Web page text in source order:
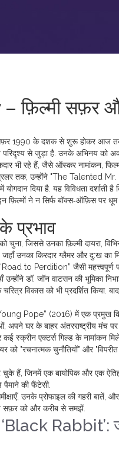
फ़िल्मी सफ़र
सफ़र 1990 के दशक से शुरू होकर आज
से जुड़ा है. उनके अभिनय को
भी रहे हैं, जैसेऑस्कर नामांकन
थ्रिलर तक, उन्होंने "The
दिया है. यह विविधता दर्शाती है
फ़िल्मों ने न सिर्फ बॉक्स‑ऑफ़िस पर
प्रभाव
चुना, जिससे उनकाफ़िल्मी दायरा,
उनका किरदार ग्लैमर और दु:ख का
to Perdition” जैसी महत्त्वपूर्ण
डॉ. जॉन वाटसन की भूमिका
विकास को भी प्रदर्शित किया.
Pope” (2016) में एक प्रमुख
, अपने घर के बाहर अंतरराष्ट्रीय मंच
स्क्रीन एक्टर्स गिल्ड के नामांकन
"रचनात्मक चुनौतियों" और
जिनमें एक बायोपिक और एक
पैमाने की फैंटेसी.
उनके प्रोफाइल की गहरी बातें,
सफ़र को और करीब से समझें.
‘Black